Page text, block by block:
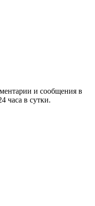
и сообщения в
часа в сутки.